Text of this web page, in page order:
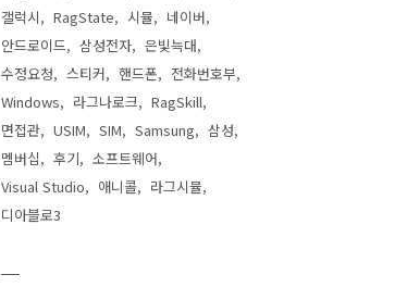
갤럭시
RagState 시뮬
네이버
안드로이드
삼성전자
은빛늑대
수정요청
스티커 핸드폰
전화번호부
Windows
라그나로크
RagSkill
면접관
USIM SIM Samsung
삼성
멤버십
후기
소프트웨어
Visual Studio
애니콜
라그시뮬
디아블로3